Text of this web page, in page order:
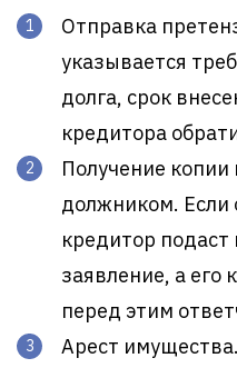
Отправка
указывается
долга, срок
кредитора
Получение копии
должником. Если
кредитор подаст
заявление, а его
перед этим
Арест